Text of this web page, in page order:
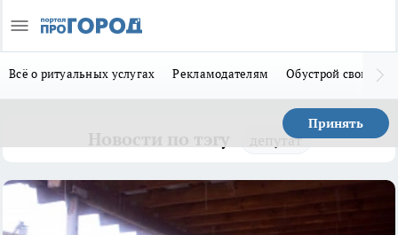
Всё о ритуальных услугах Рекламодателям Обустрой свой дом
Принять
депутат